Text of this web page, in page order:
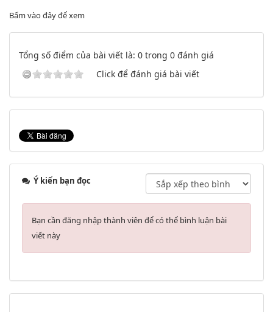
Bấm vào đây để xem
Tổng số điểm của bài viết là: 0 trong 0 đánh giá
Click để đánh giá bài viết
Ý kiến bạn đọc
Bạn cần đăng nhập thành viên để có thể bình luận bài
viết này